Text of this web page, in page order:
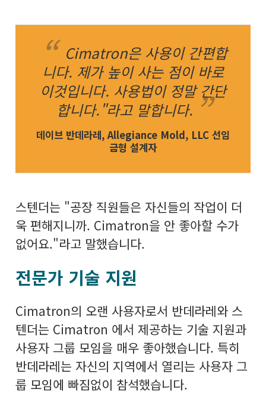
Cimatron은 사용이 간편합
니다. 제가 높이 사는 점이 바로
이것입니다. 사용법이 정말 간단
합니다."라고 말합니다.
데이브 반데라레, Allegiance Mold, LLC 선임
금형 설계자
스텐더는 "공장 직원들은 자신들의 작업이 더
욱 편해지니까. Cimatron을 안 좋아할 수가
없어요."라고 말했습니다.
전문가 기술 지원
Cimatron의 오랜 사용자로서 반데라레와 스
텐더는 Cimatron 에서 제공하는 기술 지원과
사용자 그룹 모임을 매우 좋아했습니다. 특히
반데라레는 자신의 지역에서 열리는 사용자 그
룹 모임에 빠짐없이 참석했습니다.